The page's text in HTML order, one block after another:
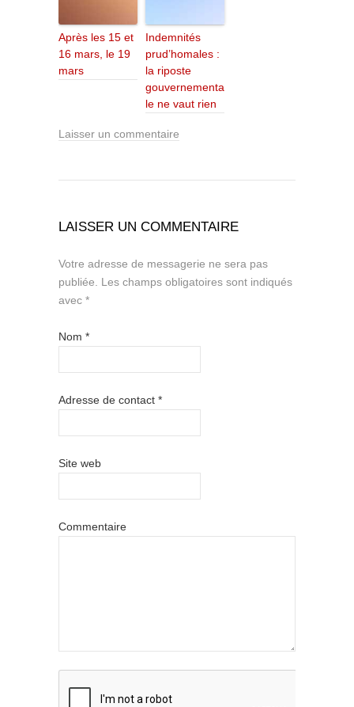
Après les 15 et
16 mars, le 19
mars
Indemnités
prud’homales :
la riposte
gouvernementa
le ne vaut rien
Laisser un commentaire
LAISSER UN COMMENTAIRE
Votre adresse de messagerie ne sera pas
publiée. Les champs obligatoires sont indiqués
avec *
Nom *
Adresse de contact *
Site web
Commentaire